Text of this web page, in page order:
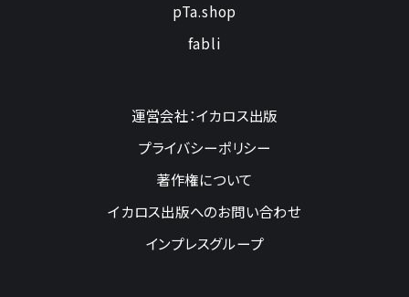
pTa.shop
fabli
運営会社：イカロス出版
プライバシーポリシー
著作権について
イカロス出版へのお問い合わせ
インプレスグループ